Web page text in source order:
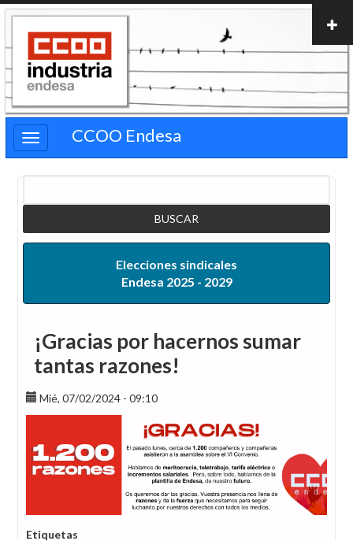
Pasar
contenido
principal
CCOO Endesa
Elecciones sindicales
Endesa 2025 - 2029
¡Gracias por hacernos sumar
tantas razones!
Mié, 07/02/2024 - 09:10
Etiquetas